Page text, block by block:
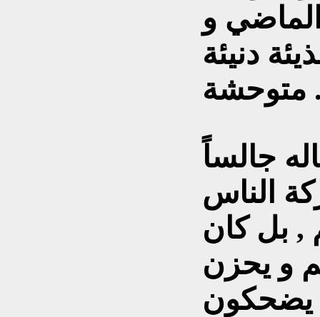
و
دنيئة
.
جالساً
الناس
, بل كان
و يحزن
يضحكون